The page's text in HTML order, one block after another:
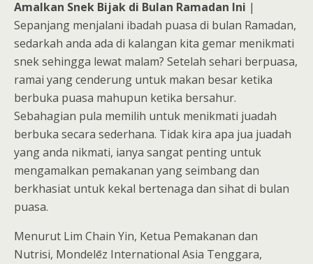
Amalkan Snek Bijak di Bulan Ramadan Ini |
Sepanjang menjalani ibadah puasa di bulan Ramadan,
sedarkah anda ada di kalangan kita gemar menikmati
snek sehingga lewat malam? Setelah sehari berpuasa,
ramai yang cenderung untuk makan besar ketika
berbuka puasa mahupun ketika bersahur.
Sebahagian pula memilih untuk menikmati juadah
berbuka secara sederhana. Tidak kira apa jua juadah
yang anda nikmati, ianya sangat penting untuk
mengamalkan pemakanan yang seimbang dan
berkhasiat untuk kekal bertenaga dan sihat di bulan
puasa.
Menurut Lim Chain Yin, Ketua Pemakanan dan
Nutrisi, Mondelēz International Asia Tenggara,